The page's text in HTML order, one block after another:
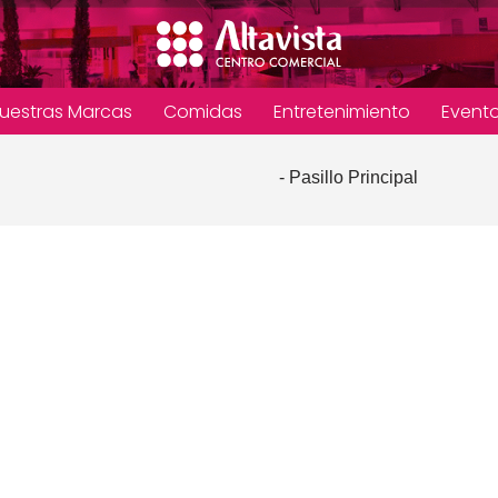
Marcas Comidas Entretenimiento
- Pasillo Principal